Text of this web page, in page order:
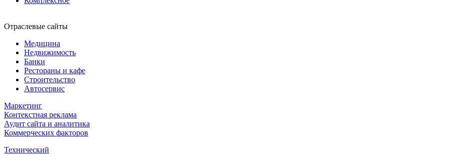
Отраслевые сайты
Медицина
Недвижимость
Банки
Рестораны и кафе
Строительство
Автосервис
Маркетинг
Контекстная реклама
Аудит сайта и аналитика
Коммерческих факторов
Технический